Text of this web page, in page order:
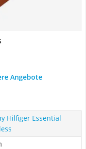
Angebote
Hilfiger Essential